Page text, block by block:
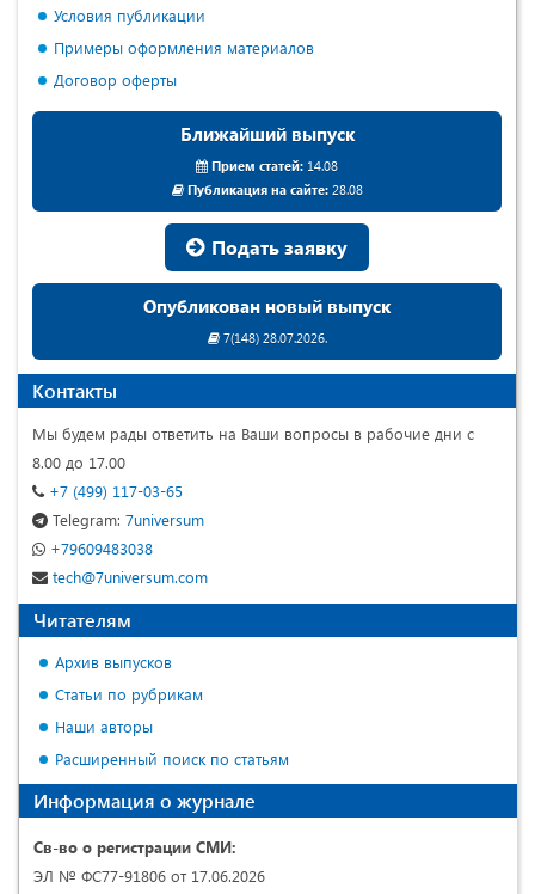
Условия публикации
Примеры оформления материалов
Договор оферты
Ближайший выпуск
Прием статей: 14.08
Публикация на сайте:28.08
Подать заявку
Опубликован новый выпуск
7(148) 28.07.2026.
Контакты
Мы будем рады ответить на Ваши вопросы в рабочие дни с
8.00 до 17.00
+7 (499) 117-03-65
Telegram: 7universum
+79609483038
tech@7universum.com
Читателям
Архив выпусков
Статьи по рубрикам
Наши авторы
Расширенный поиск по статьям
Информация о журнале
Св-во о регистрации СМИ:
ЭЛ № ФС77-91806 от 17.06.2026